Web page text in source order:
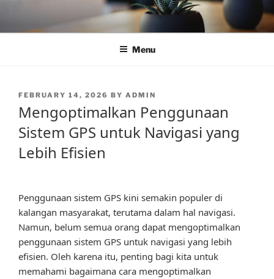
content
Menu
POSTED
FEBRUARY 14, 2026 BY ADMIN
Mengoptimalkan Penggunaan
Sistem GPS untuk Navigasi yang
Lebih Efisien
Penggunaan sistem GPS kini semakin populer di
kalangan masyarakat, terutama dalam hal navigasi.
Namun, belum semua orang dapat mengoptimalkan
penggunaan sistem GPS untuk navigasi yang lebih
efisien. Oleh karena itu, penting bagi kita untuk
memahami bagaimana cara mengoptimalkan